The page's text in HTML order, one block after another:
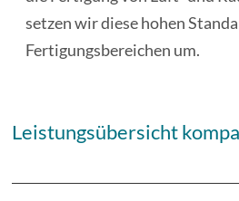
setzen wir diese hohen
Fertigungsbereichen um.
Leistungsübersicht